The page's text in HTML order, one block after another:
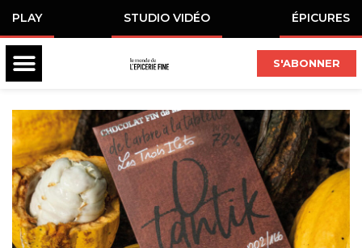
PLAY STUDIO VIDÉO ÉPICURES
S'ABONNER